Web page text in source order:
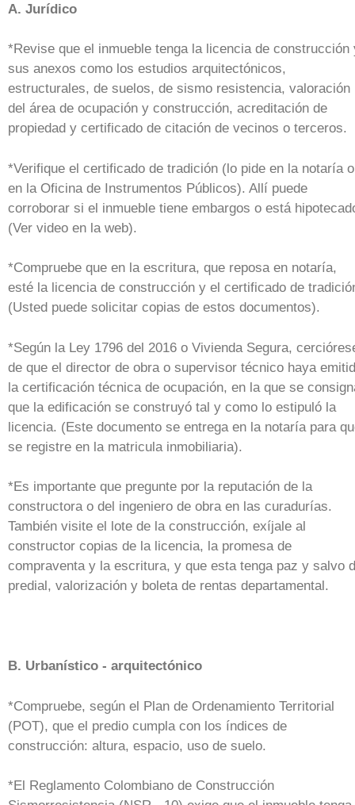
A. Jurídico
*Revise que el inmueble tenga la licencia de construcción
sus anexos como los estudios arquitectónicos,
estructurales, de suelos, de sismo resistencia, valoración
del área de ocupación y construcción, acreditación de
propiedad y certificado de citación de vecinos o terceros.
*Verifique el certificado de tradición (lo pide en la notaría o
en la Oficina de Instrumentos Públicos). Allí puede
corroborar si el inmueble tiene embargos o está
(Ver video en la web).
*Compruebe que en la escritura, que reposa en notaría,
esté la licencia de construcción y el certificado de
(Usted puede solicitar copias de estos documentos).
*Según la Ley 1796 del 2016 o Vivienda Segura,
de que el director de obra o supervisor técnico haya
la certificación técnica de ocupación, en la que se
que la edificación se construyó tal y como lo estipuló la
licencia. (Este documento se entrega en la notaría para
se registre en la matricula inmobiliaria).
*Es importante que pregunte por la reputación de la
constructora o del ingeniero de obra en las curadurías.
También visite el lote de la construcción, exíjale al
constructor copias de la licencia, la promesa de
compraventa y la escritura, y que esta tenga paz y salvo
predial, valorización y boleta de rentas departamental.
B. Urbanístico - arquitectónico
*Compruebe, según el Plan de Ordenamiento Territorial
(POT), que el predio cumpla con los índices de
construcción: altura, espacio, uso de suelo.
*El Reglamento Colombiano de Construcción